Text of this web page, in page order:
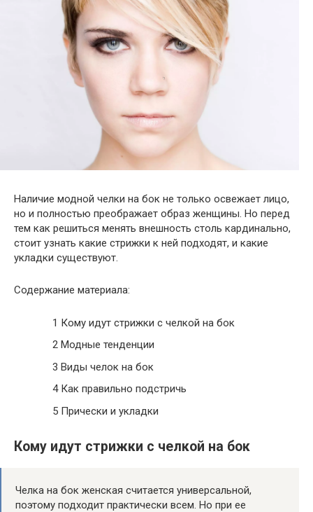
Наличие модной челки на бок не только освежает лицо,
но и полностью преображает образ женщины. Но перед
тем как решиться менять внешность столь кардинально,
стоит узнать какие стрижки к ней подходят, и какие
укладки существуют.
Содержание материала:
1 Кому идут стрижки с челкой на бок
2 Модные тенденции
3 Виды челок на бок
4Как правильно подстричь
5 Прически и укладки
Кому идут стрижки с челкой на бок
Челка на бок женская считается универсальной,
поэтому подходит практически всем. Но при ее